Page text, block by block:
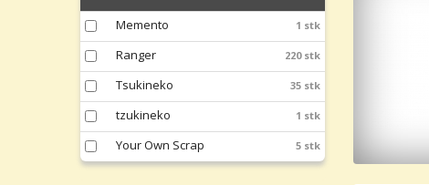
Memento 1 stk
Ranger 220 stk
Tsukineko 35 stk
tzukineko 1 stk
Your Own Scrap 5 stk